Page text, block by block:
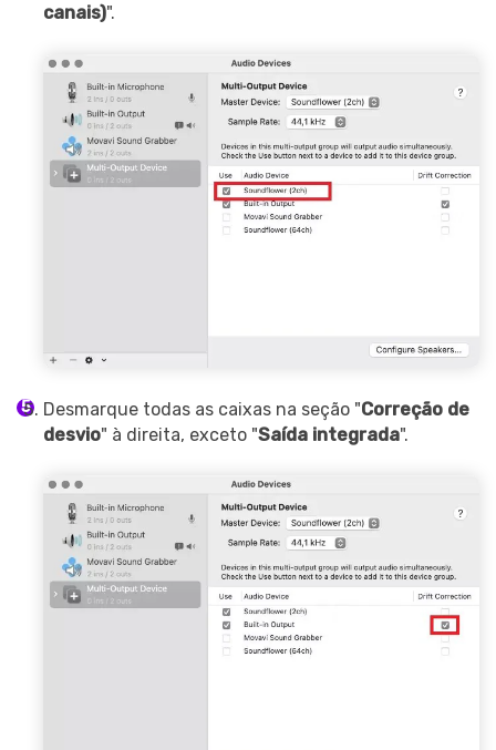
canais)".
Desmarque todas as caixas na seção "Correção de
desvio" à direita, exceto "Saída integrada".